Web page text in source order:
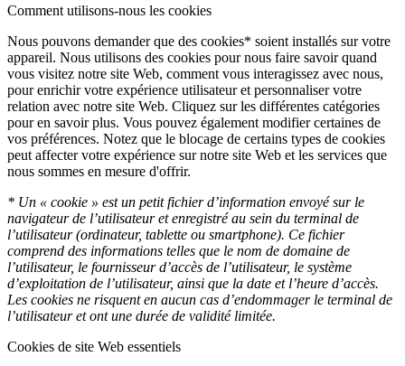
Comment utilisons-nous les cookies
Nous pouvons demander que des cookies* soient installés sur votre
appareil. Nous utilisons des cookies pour nous faire savoir quand
vous visitez notre site Web, comment vous interagissez avec nous,
pour enrichir votre expérience utilisateur et personnaliser votre
relation avec notre site Web. Cliquez sur les différentes catégories
pour en savoir plus. Vous pouvez également modifier certaines de
vos préférences. Notez que le blocage de certains types de cookies
peut affecter votre expérience sur notre site Web et les services que
nous sommes en mesure d'offrir.
* Un « cookie » est un petit fichier d’information envoyé sur le
navigateur de l’utilisateur et enregistré au sein du terminal de
l’utilisateur (ordinateur, tablette ou smartphone). Ce fichier
comprend des informations telles que le nom de domaine de
l’utilisateur, le fournisseur d’accès de l’utilisateur, le système
d’exploitation de l’utilisateur, ainsi que la date et l’heure d’accès.
Les cookies ne risquent en aucun cas d’endommager le terminal de
l’utilisateur et ont une durée de validité limitée.
Cookies de site Web essentiels